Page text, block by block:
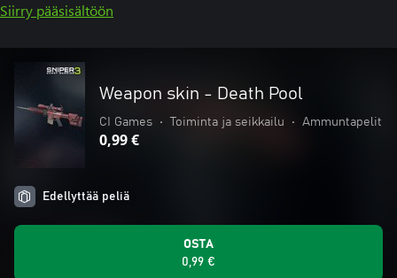
Siirry pääsisältöön
Weapon skin - Death Pool
CI Games • Toiminta ja seikkailu • Ammuntapelit
0,99 €
Edellyttää peliä
OSTA
0,99 €